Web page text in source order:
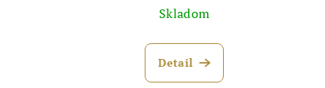
Skladom
Detail